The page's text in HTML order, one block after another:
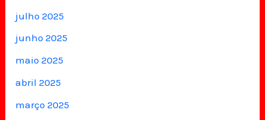
julho 2025
junho 2025
maio 2025
abril 2025
março 2025